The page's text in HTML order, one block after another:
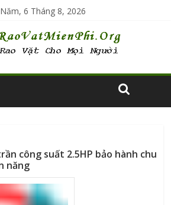
6 Tháng 8, 2026
công suất 2.5HP bảo hành chu
năng